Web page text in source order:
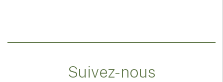
Suivez-nous